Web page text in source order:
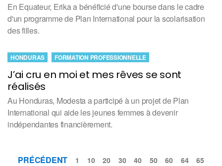
En Equateur, Erika a bénéficié d'une bourse dans le cadre
d'un programme de Plan International pour la scolarisation
des filles.
J’ai cru en moi et mes rêves se sont
réalisés
HONDURAS FORMATION PROFESSIONNELLE
Au Honduras, Modesta a participé à un projet de Plan
International qui aide les jeunes femmes à devenir
indépendantes financièrement.
PRÉCÉDENT 1 10 20 30 40 50 60 64
65